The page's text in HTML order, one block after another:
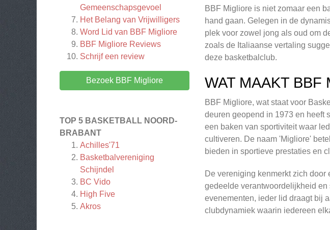
Gemeenschapsgevoel
Het Belang van Vrijwilligers
Word Lid van BBF Migliore
BBF Migliore Reviews
Schrijf een review
Bezoek BBF Migliore
TOP 5 BASKETBALL NOORD-
BRABANT
Achilles'71
Basketbalvereniging
Schijndel
BC Vido
High Five
Akros
BBF Migliore is niet zomaar een
hand gaan. Gelegen in de
plek voor zowel jong als oud om
zoals de Italiaanse vertaling
deze basketbalclub.
WAT MAAKT BBF
BBF Migliore, wat staat voor
deuren geopend in 1973 en heeft
een baken van sportiviteit waar
cultiveren. De naam 'Migliore'
bieden in sportieve prestaties en
De vereniging kenmerkt zich
gedeelde verantwoordelijkheid
evenementen, ieder lid draagt bij
clubdynamiek waarin iedereen